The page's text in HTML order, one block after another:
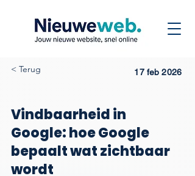
< Terug 17 feb 2026
Vindbaarheid in
Google: hoe Google
bepaalt wat zichtbaar
wordt